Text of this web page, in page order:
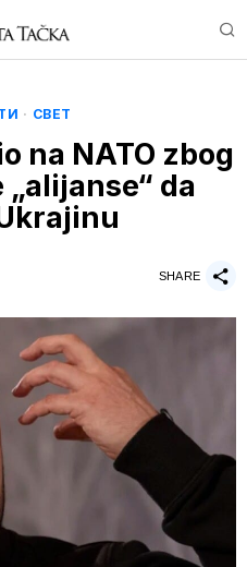
· СВЕТ
na NATO zbog
da
SHARE